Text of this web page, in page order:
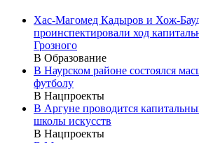
Хас-Магомед Кадыров и Хож-
проинспектировали ход
Грозного
В Образование
В Наурском районе состоялся
футболу
В Нацпроекты
В Аргуне проводится
школы искусств
В Нацпроекты